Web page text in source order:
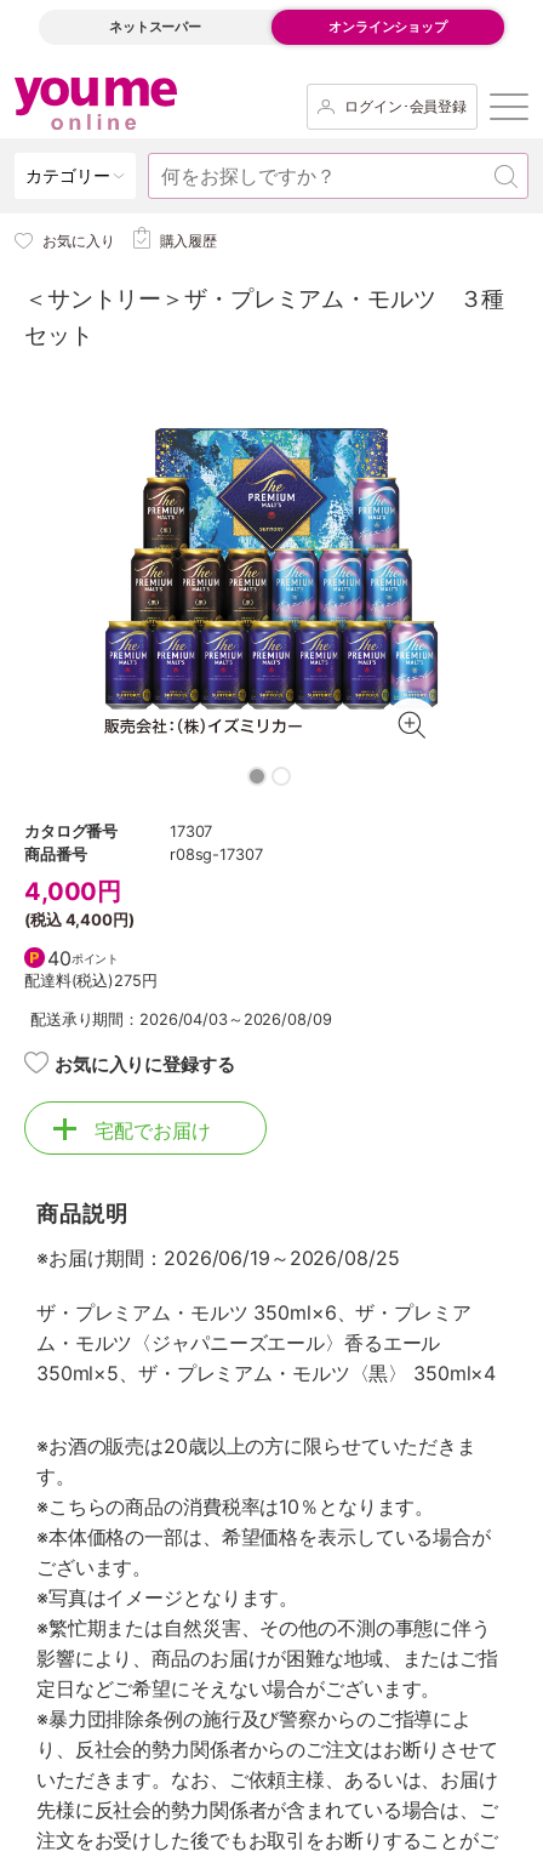
ネットスーパー オンラインショップ
ログイン･会員登録
カテゴリー
お気に入り 購入履歴
＜サントリー＞ザ・プレミアム・モルツ ３種
セット
カタログ番号
17307
商品番号
r08sg-17307
4,000 円
(税込4,400円)
40ポイント
配達料(税込)275円
配送承り期間：2026/04/03～2026/08/09
お気に入りに登録する
宅配でお届け
商品説明
※お届け期間：2026/06/19～2026/08/25
ザ・プレミアム・モルツ 350ml×6、ザ・プレミア
ム・モルツ〈ジャパニーズエール〉香るエール
350ml×5、ザ・プレミアム・モルツ〈黒〉 350ml×4
※お酒の販売は20歳以上の方に限らせていただきま
す。
※こちらの商品の消費税率は10％となります。
※本体価格の一部は、希望価格を表示している場合が
ございます。
※写真はイメージとなります。
※繁忙期または自然災害、その他の不測の事態に伴う
影響により、商品のお届けが困難な地域、またはご指
定日などご希望にそえない場合がございます。
※暴力団排除条例の施行及び警察からのご指導によ
り、反社会的勢力関係者からのご注文はお断りさせて
いただきます。なお、ご依頼主様、あるいは、お届け
先様に反社会的勢力関係者が含まれている場合は、ご
注文をお受けした後でもお取引をお断りすることがご